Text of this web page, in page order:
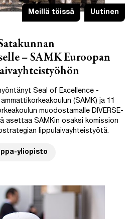
Meillä töissä
Uutinen
– SAMK Euroopan
Seal of Excellence -
(SAMK) ja 11
muodostamalle DIVERSE-
asettaa SAMKin osaksi komission
lippulaivayhteistyötä.
yliopisto